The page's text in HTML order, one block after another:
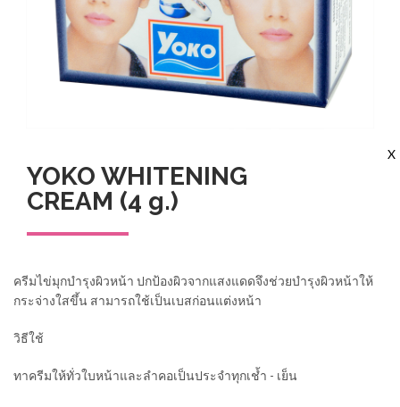
X
YOKO WHITENING
CREAM (4 g.)
ครีมไข่มุกบำรุงผิวหน้า ปกป้องผิวจากแสงแดดจึงช่วยบำรุงผิวหน้าให้
กระจ่างใสขึ้น สามารถใช้เป็นเบสก่อนแต่งหน้า
วิธีใช้
ทาครีมให้ทั่วใบหน้าและลำคอเป็นประจำทุกเช้ำ - เย็น